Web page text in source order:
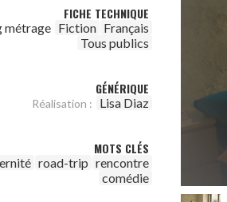
FICHE TECHNIQUE
métrage Fiction Français
Tous publics
GÉNÉRIQUE
Réalisation : Lisa Diaz
MOTS CLÉS
road-trip rencontre
comédie